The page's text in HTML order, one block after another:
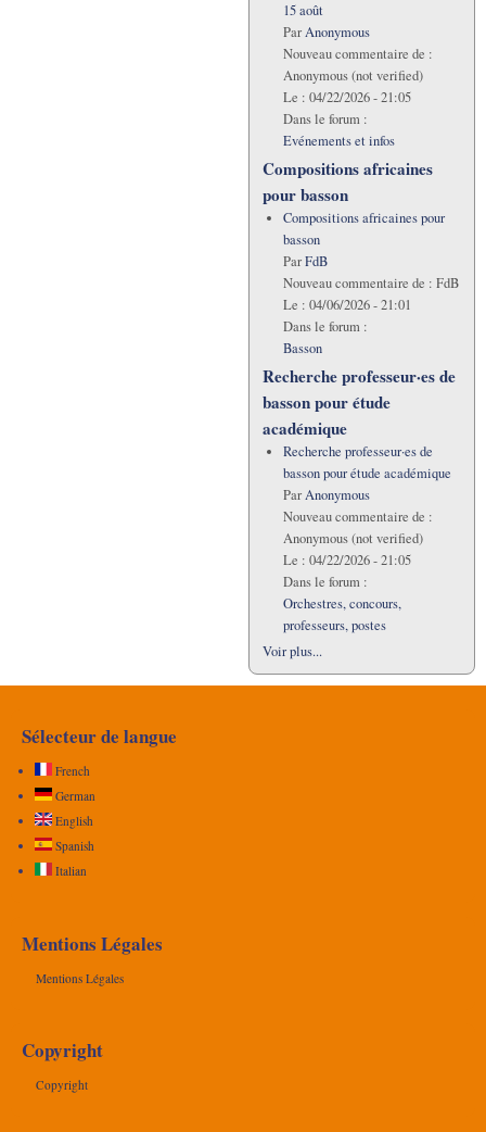
15 août
ParAnonymous
Nouveau commentaire de :
Anonymous (not verified)
Le : 04/22/2026 - 21:05
Dans le forum :
Evénements et infos
Compositions africaines
pour basson
Compositions africaines pour
basson
ParFdB
Nouveau commentaire de : FdB
Le : 04/06/2026 - 21:01
Dans le forum :
Basson
Recherche professeur·es de
basson pour étude
académique
Recherche professeur·es de
basson pour étude académique
ParAnonymous
Nouveau commentaire de :
Anonymous (not verified)
Le : 04/22/2026 - 21:05
Dans le forum :
Orchestres, concours,
professeurs, postes
Voir plus...
Sélecteur de langue
French
German
English
Spanish
Italian
Mentions Légales
Mentions Légales
Copyright
Copyright